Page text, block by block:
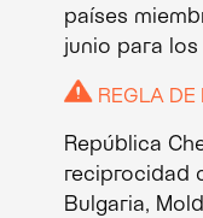
países
junio para
REGLA DE
República
reciprocidad
Bulgaria,